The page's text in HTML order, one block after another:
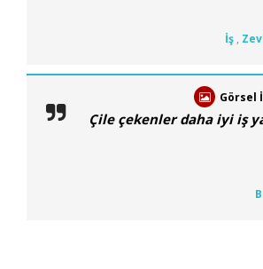
İş ,
Görsel
Çile çekenler daha iyi iş